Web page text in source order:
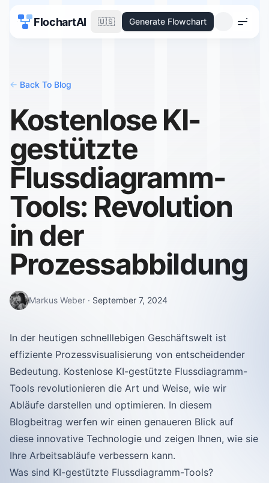
FlochartAI 🇺🇸 Generate Flowchart
Menu
<- Back To Blog
Kostenlose KI-
gestützte
Flussdiagramm-
Tools: Revolution
in der
Prozessabbildung
Markus Weber · September 7, 2024
In der heutigen schnelllebigen Geschäftswelt ist
effiziente Prozessvisualisierung von entscheidender
Bedeutung. Kostenlose KI-gestützte Flussdiagramm-
Tools revolutionieren die Art und Weise, wie wir
Abläufe darstellen und optimieren. In diesem
Blogbeitrag werfen wir einen genaueren Blick auf
diese innovative Technologie und zeigen Ihnen, wie sie
Ihre Arbeitsabläufe verbessern kann.
Was sind KI-gestützte Flussdiagramm-Tools?